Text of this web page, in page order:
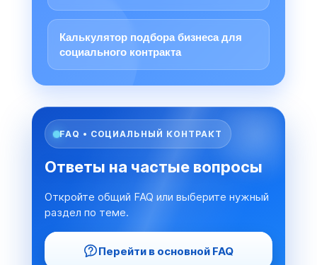
Калькулятор подбора бизнеса для
социального контракта
FAQ • СОЦИАЛЬНЫЙ КОНТРАКТ
Ответы на частые вопросы
Откройте общий FAQ или выберите нужный
раздел по теме.
Перейти в основной FAQ